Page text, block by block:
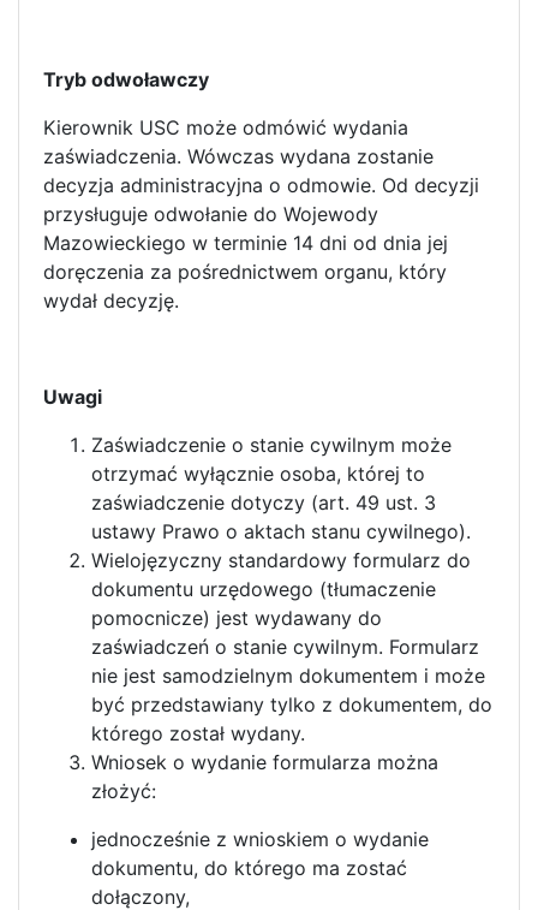
Tryb odwoławczy
Kierownik USC może odmówić wydania
zaświadczenia. Wówczas wydana zostanie
decyzja administracyjna o odmowie. Od decyzji
przysługuje odwołanie do Wojewody
Mazowieckiego w terminie 14 dni od dnia jej
doręczenia za pośrednictwem organu, który
wydał decyzję.
Uwagi
Zaświadczenie o stanie cywilnym może
otrzymać wyłącznie osoba, której to
zaświadczenie dotyczy (art. 49 ust. 3
ustawy Prawo o aktach stanu cywilnego).
Wielojęzyczny standardowy formularz do
dokumentu urzędowego (tłumaczenie
pomocnicze) jest wydawany do
zaświadczeń o stanie cywilnym. Formularz
nie jest samodzielnym dokumentem i może
być przedstawiany tylko z dokumentem, do
którego został wydany.
Wniosek o wydanie formularza można
złożyć:
jednocześnie z wnioskiem o wydanie
dokumentu, do którego ma zostać
dołączony,